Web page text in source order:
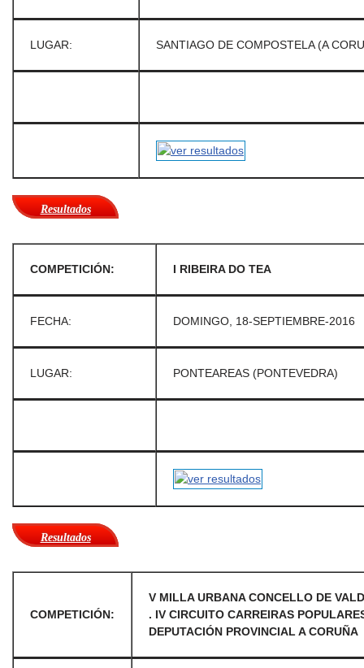
LUGAR: SANTIAGO DE COMPOSTELA (A
Resultados
COMPETICIÓN: I RIBEIRA DO TEA
FECHA: DOMINGO, 18-SEPTIEMBRE-2016
LUGAR: PONTEAREAS (PONTEVEDRA)
Resultados
COMPETICIÓN:
V MILLA URBANA CONCELLO DE
. IV CIRCUITO CARREIRAS
DEPUTACIÓN PROVINCIAL A CORUÑA